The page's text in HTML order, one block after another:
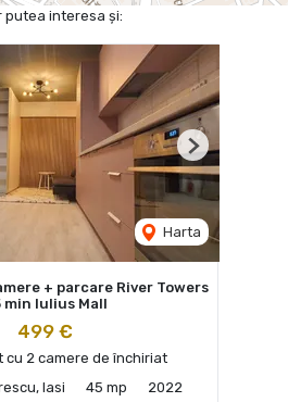
putea interesa și:
Harta
Next
+ parcare River Towers
min Iulius Mall
499 €
cu 2 camere de închiriat
Iasi
45 mp 2022